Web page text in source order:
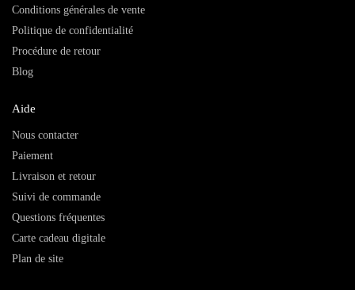
Conditions générales de vente
Politique de confidentialité
Procédure de retour
Blog
Aide
Nous contacter
Paiement
Livraison et retour
Suivi de commande
Questions fréquentes
Carte cadeau digitale
Plan de site